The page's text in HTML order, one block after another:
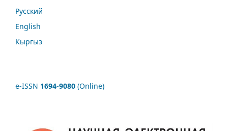
Русский
English
Кыргыз
e-ISSN 1694-9080 (Online)